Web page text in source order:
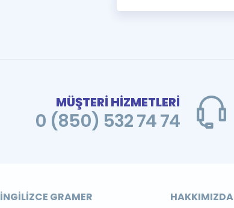
MÜŞTERİ HİZMETLERİ
0 (850) 532 74 74
İNGILIZCE GRAMER HAKKIMIZDA